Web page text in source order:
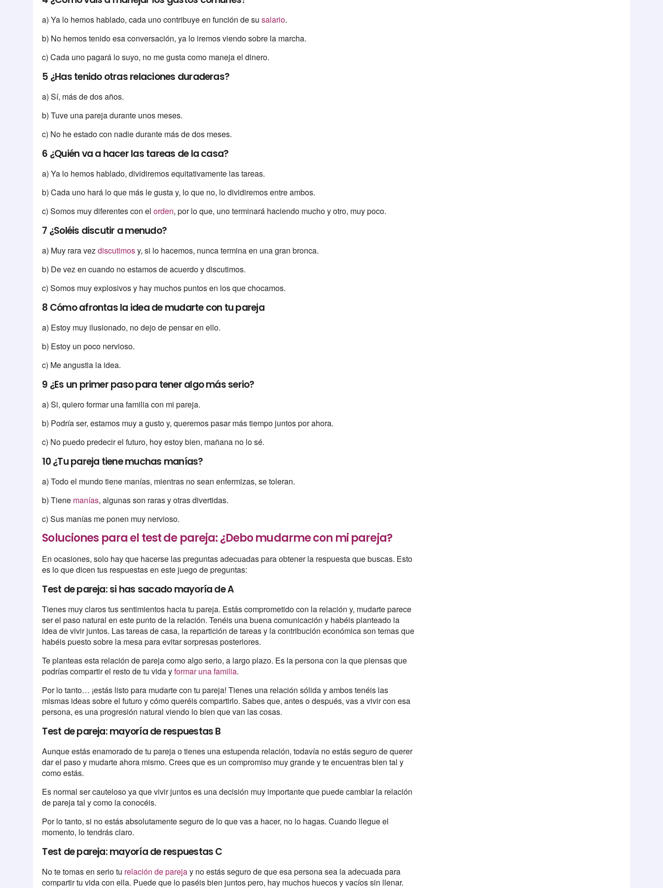
a) Ya lo hemos hablado, cada uno contribuye en función de susalario.
b) No hemos tenido esa conversación, ya lo iremos viendo sobre la marcha.
c) Cada uno pagará lo suyo, no me gusta como maneja el dinero.
5 ¿Has tenido otras relaciones duraderas?
a) Sí, más de dos años.
b) Tuve una pareja durante unos meses.
c) No he estado con nadie durante más de dos meses.
6 ¿Quién va a hacer las tareas de la casa?
a) Ya lo hemos hablado, dividiremos equitativamente las tareas.
b) Cada uno hará lo que más le gusta y, lo que no, lo dividiremos entre ambos.
c) Somos muy diferentes con elorden, por lo que, uno terminará haciendo mucho y otro, muy poco.
7 ¿Soléis discutir a menudo?
a) Muy rara vezdiscutimosy, si lo hacemos, nunca termina en una gran bronca.
b) De vez en cuando no estamos de acuerdo y discutimos.
c) Somos muy explosivos y hay muchos puntos en los que chocamos.
8 Cómo afrontas la idea de mudarte con tu pareja
a) Estoy muy ilusionado, no dejo de pensar en ello.
b) Estoy un poco nervioso.
c) Me angustia la idea.
9 ¿Es un primer paso para tener algo más serio?
a) Si, quiero formar una familia con mi pareja.
b) Podría ser, estamos muy a gusto y, queremos pasar más tiempo juntos por ahora.
c) No puedo predecir el futuro, hoy estoy bien, mañana no lo sé.
10 ¿Tu pareja tiene muchas manías?
a) Todo el mundo tiene manías, mientras no sean enfermizas, se toleran.
b) Tiene manías, algunas son raras y otras divertidas.
c) Sus manías me ponen muy nervioso.
Soluciones para el test de pareja: ¿Debo mudarme con mi pareja?
En ocasiones, solo hay que hacerse las preguntas adecuadas para obtener la respuesta que buscas. Esto
es lo que dicen tus respuestas en este juego de preguntas:
Test de pareja: si has sacado mayoría de A
Tienes muy claros tus sentimientos hacia tu pareja. Estás comprometido con la relación y, mudarte parece
ser el paso natural en este punto de la relación. Tenéis una buena comunicación y habéis planteado la
idea de vivir juntos. Las tareas de casa, la repartición de tareas y la contribución económica son temas que
habéis puesto sobre la mesa para evitar sorpresas posteriores.
Te planteas esta relación de pareja como algo serio, a largo plazo. Es la persona con la que piensas que
podrías compartir el resto de tu vida yformar una familia.
Por lo tanto… ¡estás listo para mudarte con tu pareja! Tienes una relación sólida y ambos tenéis las
mismas ideas sobre el futuro y cómo queréis compartirlo. Sabes que, antes o después, vas a vivir con esa
persona, es una progresión natural viendo lo bien que van las cosas.
Test de pareja: mayoría de respuestas B
Aunque estás enamorado de tu pareja o tienes una estupenda relación, todavía no estás seguro de querer
dar el paso y mudarte ahora mismo. Crees que es un compromiso muy grande y te encuentras bien tal y
como estás.
Es normal ser cauteloso ya que vivir juntos es una decisión muy importante que puede cambiar la relación
de pareja tal y como la conocéis.
Por lo tanto, si no estás absolutamente seguro de lo que vas a hacer, no lo hagas. Cuando llegue el
momento, lo tendrás claro.
Test de pareja: mayoría de respuestas C
No te tomas en serio tu relación de parejay no estás seguro de que esa persona sea la adecuada para
compartir tu vida con ella. Puede que lo paséis bien juntos pero, hay muchos huecos y vacíos sin llenar.